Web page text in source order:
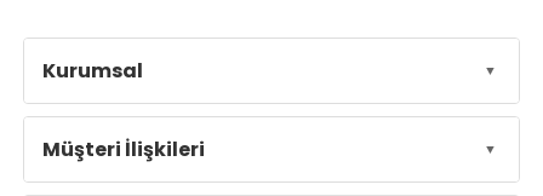
Kurumsal
Müşteri İlişkileri